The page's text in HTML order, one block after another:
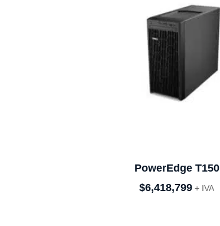
PowerEdge T150
$6,418,799 + IVA